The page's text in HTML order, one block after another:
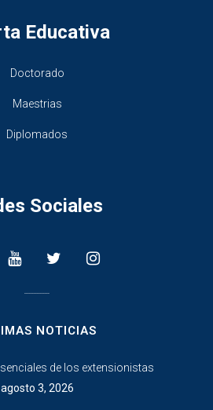
Educativa
Doctorado
Maestrias
Diplomados
Sociales
NOTICIAS
de los extensionistas
agosto 3, 2026